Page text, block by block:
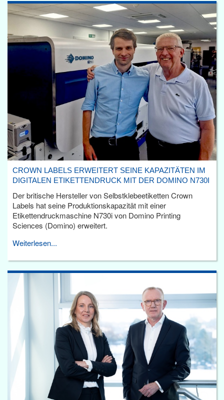
CROWN LABELS ERWEITERT SEINE KAPAZITÄTEN IM
DIGITALEN ETIKETTENDRUCK MIT DER DOMINO N730I
Der britische Hersteller von Selbstklebeetiketten Crown
Labels hat seine Produktionskapazität mit einer
Etikettendruckmaschine N730i von Domino Printing
Sciences (Domino) erweitert.
Weiterlesen...